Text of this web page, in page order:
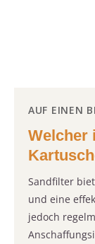
AUF EINEN
Welcher
Sandfilter
und eine
jedoch